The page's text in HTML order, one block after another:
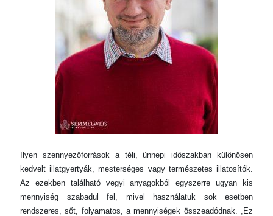
Ilyen szennyezőforrások a téli, ünnepi időszakban különösen
kedvelt illatgyertyák, mesterséges vagy természetes illatosítók.
Az ezekben található vegyi anyagokból egyszerre ugyan kis
mennyiség szabadul fel, mivel használatuk sok esetben
rendszeres, sőt, folyamatos, a mennyiségek összeadódnak. „Ez